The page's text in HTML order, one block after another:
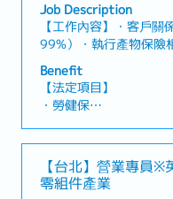
Job Description
【工作內容】・客戶
99%）・執行產物保險
助保險理賠申請等）・
力】・日系大型保險公
展！・能充分運用自身
Benefit
【法定項目】
・勞健保
・各種休假（特別休假
假、陪產假、產假、育
・退休金
【台北】營業專員
零組件產業